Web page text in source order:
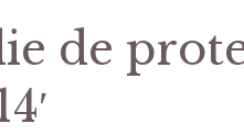
de